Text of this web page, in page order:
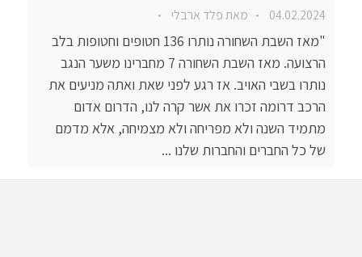
04.02.2024 מאתפלד ארבלי
"מאז השבת השחורה נותרו 136 חטופים וחטופות בלב
הרצועה. מאז השבת השחורה 7 מחברינו משער הנגב
נותרו בשבי האויב. אז רגע לפני שאת ואתה מניעים את
הרכב דרומה זכרו את אשר קרה לנו, הדרום אדום
מתמיד השנה ולא מפריחה ולא מצמיחה, אלא מדמם
של כל החברים והחברות שלנו ...